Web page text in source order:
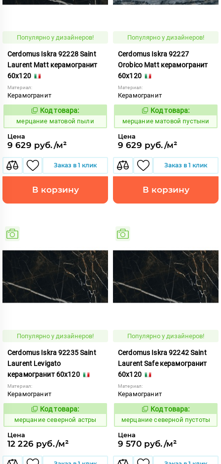
Популярно у дизайнеров!
Cerdomus Iskra 92228 Saint
Laurent Matt керамогранит
60x120
Материал:
Керамогранит
975451
Код товара:
мерцание матовой пыли
Цена
9 629 руб./м²
Заказ в 1 клик
В корзину
Популярно у дизайнеров!
Cerdomus Iskra 92227
Orobico Matt керамогранит
60x120
Материал:
Керамогранит
975450
Код товара:
мерцание матовой пустыни
Цена
9 629 руб./м²
Заказ в 1 клик
В корзину
Популярно у дизайнеров!
Cerdomus Iskra 92235 Saint
Laurent Levigato
керамогранит 60x120
Материал:
Керамогранит
979331
Код товара:
мерцание северной астры
Цена
12 226 руб./м²
Популярно у дизайнеров!
Cerdomus Iskra 92242 Saint
Laurent Safe керамогранит
60x120
Материал:
Керамогранит
979324
Код товара:
мерцание северной пустоты
Цена
9 570 руб./м²